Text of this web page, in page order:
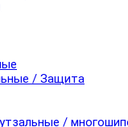
/ Защита
/